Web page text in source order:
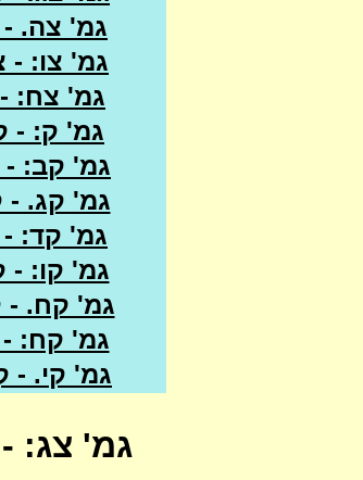
גמ' צה. -
גמ' צו: -
גמ' צח:
גמ' ק: -
גמ' קב: -
גמ' קג. -
גמ' קד: -
גמ' קו: -
גמ' קח. -
גמ' קח: -
גמ' קי. -
גמ' צג: